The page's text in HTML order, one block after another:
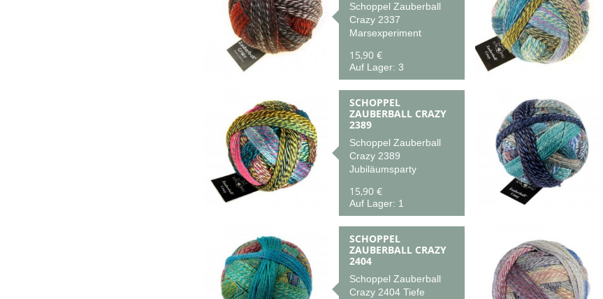
Schoppel Zauberball
Crazy 2337
Marsexperiment
15,90 €
Auf Lager: 3
SCHOPPEL
ZAUBERBALL CRAZY
2389
Schoppel Zauberball
Crazy 2389
Jubiläumsparty
15,90 €
Auf Lager: 1
SCHOPPEL
ZAUBERBALL CRAZY
2404
Schoppel Zauberball
Crazy 2404 Tiefe